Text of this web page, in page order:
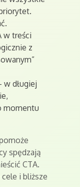
w treści
z
długiej
momentu
spędzają
CTA.
i bliższe